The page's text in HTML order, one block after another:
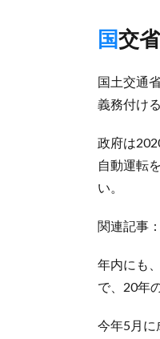
国
国土交通
義務付け
政府は
自動運転
い。
関連記事：
年内にも
で、20年
今年5月に